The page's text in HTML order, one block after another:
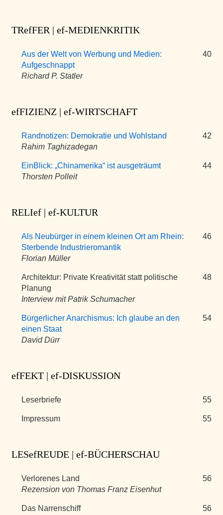
TRefFER | ef-MEDIENKRITIK
Aus der Welt von Werbung und Medien:
Aufgeschnappt
Richard P. Statler
40
efFIZIENZ | ef-WIRTSCHAFT
Randnotizen: Demokratie und Wohlstand
Rahim Taghizadegan
42
EinBlick: „Chinamerika“ ist ausgeträumt
Thorsten Polleit
44
RELIef | ef-KULTUR
Als Neubürger in einem kleinen Ort am Rhein:
Sterbende Industrieromantik
Florian Müller
46
Architektur: Private Kreativität statt politische
Planung
Interview mit Patrik Schumacher
48
Bürgerlicher Anarchismus: Ich glaube an den
einen Staat
David Dürr
54
efFEKT | ef-DISKUSSION
Leserbriefe 55
Impressum 55
LESefREUDE | ef-BÜCHERSCHAU
Verlorenes Land
Rezension von Thomas Franz Eisenhut
56
Das Narrenschiff 56